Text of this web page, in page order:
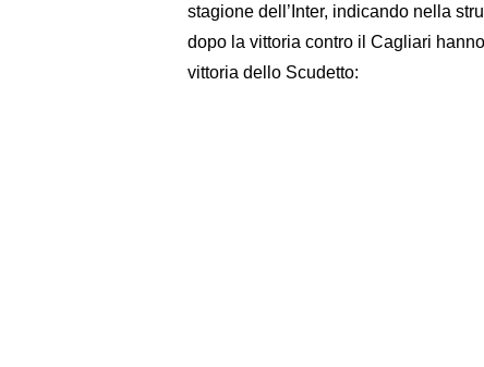
stagione dell’Inter, indicando nella
dopo la vittoria contro il Cagliari
vittoria dello Scudetto: